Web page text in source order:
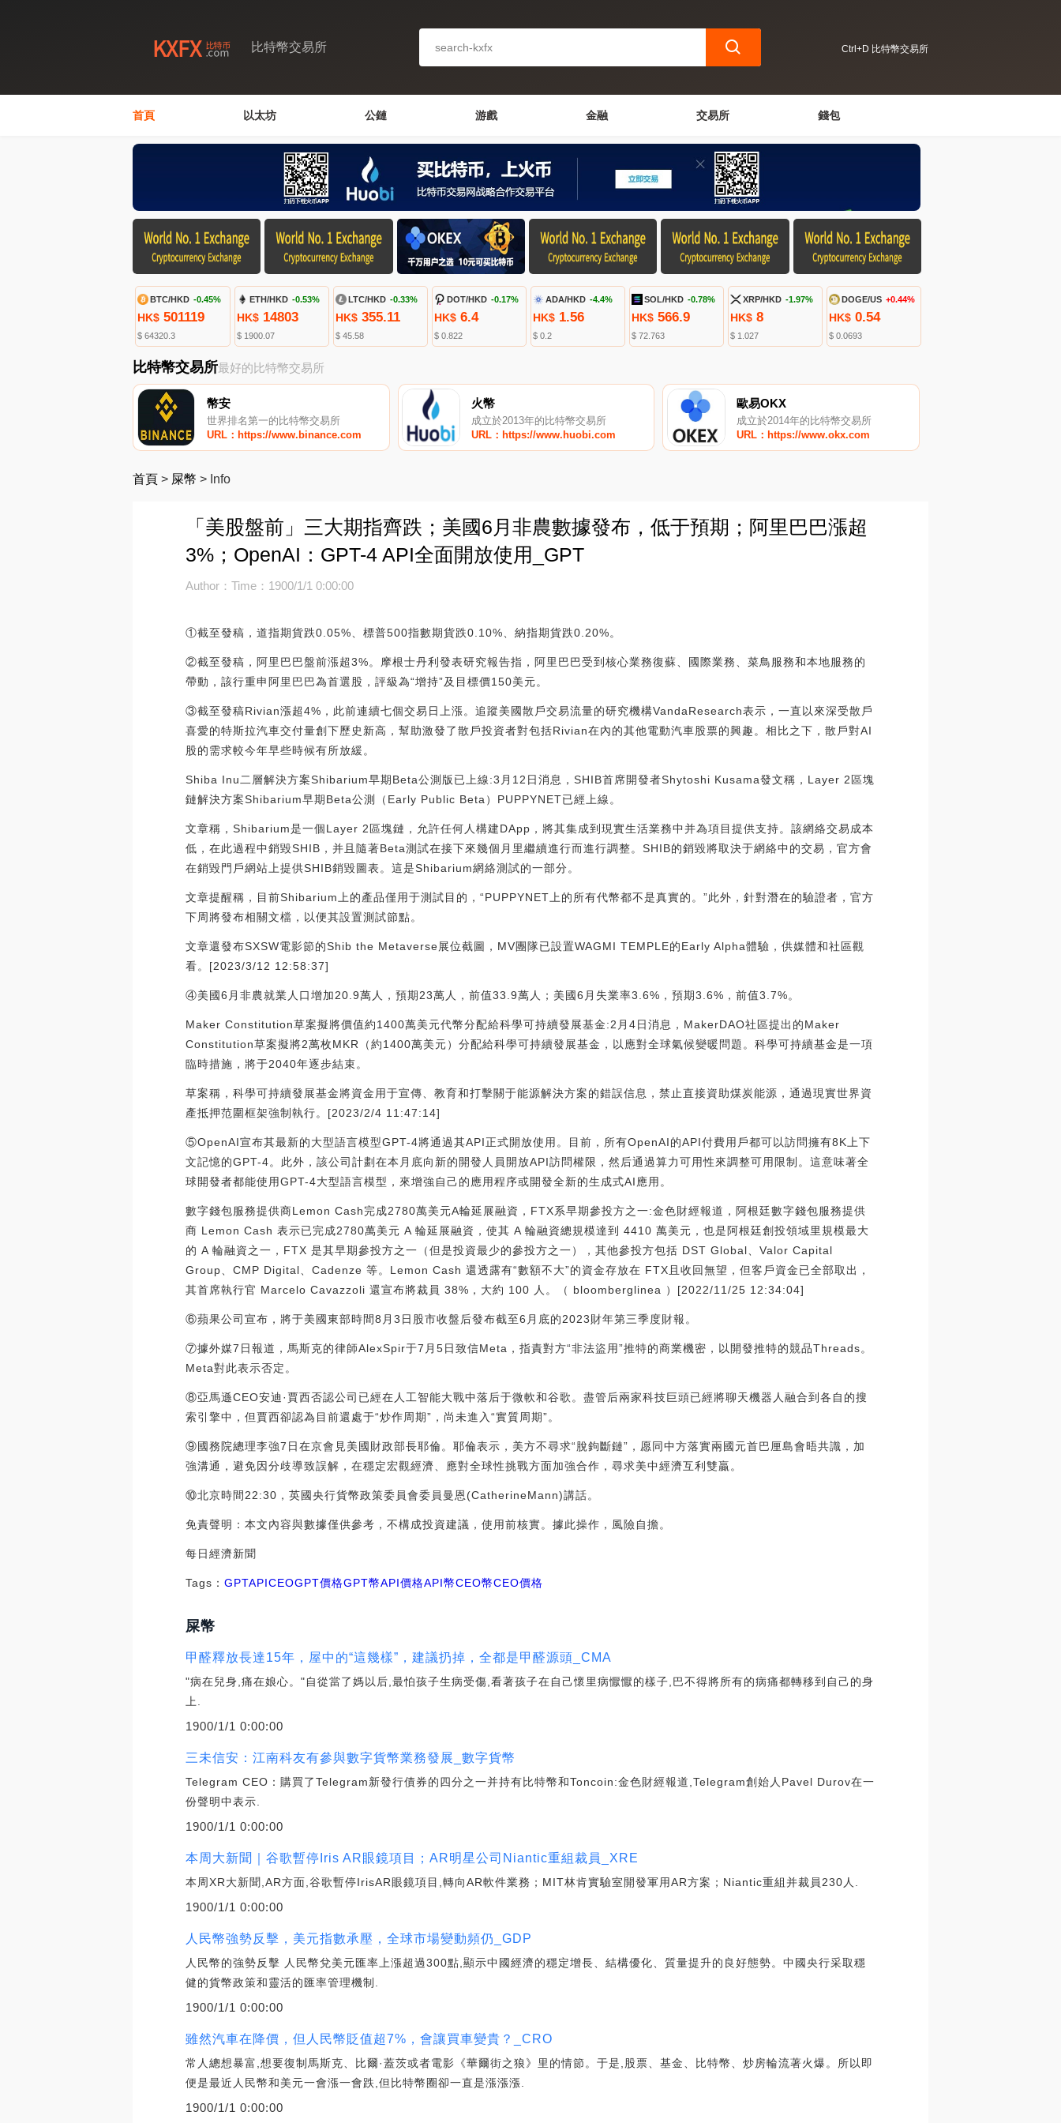
比特幣交易所 Ctrl+D 比特幣交易所
首頁 以太坊 公鏈 游戲 金融 交易所 錢包
BTC/HKD -0.45%
HK$ 501119
$ 64320.3
ETH/HKD -0.53%
HK$14803
$ 1900.07
LTC/HKD -0.33%
HK$355.11
$ 45.58
DOT/HKD -0.17%
HK$6.4
$ 0.822
ADA/HKD -4.4%
HK$1.56
$ 0.2
SOL/HKD -0.78%
HK$ 566.9
$ 72.763
XRP/HKD -1.97%
HK$ 8
$ 1.027
DOGE/US +0.44%
HK$ 0.54
$ 0.0693
比特幣交易所最好的比特幣交易所
幣安
世界排名第一的比特幣交易所
URL：https://www.binance.com
火幣
成立於2013年的比特幣交易所
URL：https://www.huobi.com
歐易OKX
成立於2014年的比特幣交易所
URL：https://www.okx.com
首頁 > 屎幣 > Info
「美股盤前」三大期指齊跌；美國6月非農數據發布，低于預期；阿里巴巴漲超
3%；OpenAI：GPT-4 API全面開放使用_GPT
Author：Time：1900/1/1 0:00:00
①截至發稿，道指期貨跌0.05%、標普500指數期貨跌0.10%、納指期貨跌0.20%。
②截至發稿，阿里巴巴盤前漲超3%。摩根士丹利發表研究報告指，阿里巴巴受到核心業務復蘇、國際業務、菜鳥服務和本地服務的
帶動，該行重申阿里巴巴為首選股，評級為“增持”及目標價150美元。
③截至發稿Rivian漲超4%，此前連續七個交易日上漲。追蹤美國散戶交易流量的研究機構VandaResearch表示，一直以來深受散戶
喜愛的特斯拉汽車交付量創下歷史新高，幫助激發了散戶投資者對包括Rivian在內的其他電動汽車股票的興趣。相比之下，散戶對AI
股的需求較今年早些時候有所放緩。
Shiba Inu二層解決方案Shibarium早期Beta公測版已上線:3月12日消息，SHIB首席開發者Shytoshi Kusama發文稱，Layer 2區塊
鏈解決方案Shibarium早期Beta公測（Early Public Beta）PUPPYNET已經上線。
文章稱，Shibarium是一個Layer 2區塊鏈，允許任何人構建DApp，將其集成到現實生活業務中并為項目提供支持。該網絡交易成本
低，在此過程中銷毀SHIB，并且隨著Beta測試在接下來幾個月里繼續進行而進行調整。SHIB的銷毀將取決于網絡中的交易，官方會
在銷毀門戶網站上提供SHIB銷毀圖表。這是Shibarium網絡測試的一部分。
文章提醒稱，目前Shibarium上的產品僅用于測試目的，“PUPPYNET上的所有代幣都不是真實的。”此外，針對潛在的驗證者，官方
下周將發布相關文檔，以便其設置測試節點。
文章還發布SXSW電影節的Shib the Metaverse展位截圖，MV團隊已設置WAGMI TEMPLE的Early Alpha體驗，供媒體和社區觀
看。[2023/3/12 12:58:37]
④美國6月非農就業人口增加20.9萬人，預期23萬人，前值33.9萬人；美國6月失業率3.6%，預期3.6%，前值3.7%。
Maker Constitution草案擬將價值約1400萬美元代幣分配給科學可持續發展基金:2月4日消息，MakerDAO社區提出的Maker
Constitution草案擬將2萬枚MKR（約1400萬美元）分配給科學可持續發展基金，以應對全球氣候變暖問題。科學可持續基金是一項
臨時措施，將于2040年逐步結束。
草案稱，科學可持續發展基金將資金用于宣傳、教育和打擊關于能源解決方案的錯誤信息，禁止直接資助煤炭能源，通過現實世界資
產抵押范圍框架強制執行。[2023/2/4 11:47:14]
⑤OpenAI宣布其最新的大型語言模型GPT-4將通過其API正式開放使用。目前，所有OpenAI的API付費用戶都可以訪問擁有8K上下
文記憶的GPT-4。此外，該公司計劃在本月底向新的開發人員開放API訪問權限，然后通過算力可用性來調整可用限制。這意味著全
球開發者都能使用GPT-4大型語言模型，來增強自己的應用程序或開發全新的生成式AI應用。
數字錢包服務提供商Lemon Cash完成2780萬美元A輪延展融資，FTX系早期參投方之一:金色財經報道，阿根廷數字錢包服務提供
商 Lemon Cash 表示已完成2780萬美元 A 輪延展融資，使其 A 輪融資總規模達到 4410 萬美元，也是阿根廷創投領域里規模最大
的 A 輪融資之一，FTX 是其早期參投方之一（但是投資最少的參投方之一），其他參投方包括 DST Global、Valor Capital
Group、CMP Digital、Cadenze 等。Lemon Cash 還透露有“數額不大”的資金存放在 FTX且收回無望，但客戶資金已全部取出，
其首席執行官 Marcelo Cavazzoli 還宣布將裁員 38%，大約 100 人。（ bloomberglinea ）[2022/11/25 12:34:04]
⑥蘋果公司宣布，將于美國東部時間8月3日股市收盤后發布截至6月底的2023財年第三季度財報。
⑦據外媒7日報道，馬斯克的律師AlexSpir于7月5日致信Meta，指責對方“非法盜用”推特的商業機密，以開發推特的競品Threads。
Meta對此表示否定。
⑧亞馬遜CEO安迪·賈西否認公司已經在人工智能大戰中落后于微軟和谷歌。盡管后兩家科技巨頭已經將聊天機器人融合到各自的搜
索引擎中，但賈西卻認為目前還處于“炒作周期”，尚未進入“實質周期”。
⑨國務院總理李強7日在京會見美國財政部長耶倫。耶倫表示，美方不尋求“脫鉤斷鏈”，愿同中方落實兩國元首巴厘島會晤共識，加
強溝通，避免因分歧導致誤解，在穩定宏觀經濟、應對全球性挑戰方面加強合作，尋求美中經濟互利雙贏。
⑩北京時間22:30，英國央行貨幣政策委員會委員曼恩(CatherineMann)講話。
免責聲明：本文內容與數據僅供參考，不構成投資建議，使用前核實。據此操作，風險自擔。
每日經濟新聞
Tags：GPTAPICEOGPT價格GPT幣API價格API幣CEO幣CEO價格
屎幣
甲醛釋放長達15年，屋中的“這幾樣”，建議扔掉，全都是甲醛源頭_CMA
"病在兒身,痛在娘心。"自從當了媽以后,最怕孩子生病受傷,看著孩子在自己懷里病懨懨的樣子,巴不得將所有的病痛都轉移到自己的身
上.
1900/1/1 0:00:00
三未信安：江南科友有參與數字貨幣業務發展_數字貨幣
Telegram CEO：購買了Telegram新發行債券的四分之一并持有比特幣和Toncoin:金色財經報道,Telegram創始人Pavel Durov在一
份聲明中表示.
1900/1/1 0:00:00
本周大新聞｜谷歌暫停Iris AR眼鏡項目；AR明星公司Niantic重組裁員_XRE
本周XR大新聞,AR方面,谷歌暫停IrisAR眼鏡項目,轉向AR軟件業務；MIT林肯實驗室開發軍用AR方案；Niantic重組并裁員230人.
1900/1/1 0:00:00
人民幣強勢反擊，美元指數承壓，全球市場變動頻仍_GDP
人民幣的強勢反擊 人民幣兌美元匯率上漲超過300點,顯示中國經濟的穩定增長、結構優化、質量提升的良好態勢。中國央行采取穩
健的貨幣政策和靈活的匯率管理機制.
1900/1/1 0:00:00
雖然汽車在降價，但人民幣貶值超7%，會讓買車變貴？_CRO
常人總想暴富,想要復制馬斯克、比爾·蓋茨或者電影《華爾街之狼》里的情節。于是,股票、基金、比特幣、炒房輪流著火爆。所以即
便是最近人民幣和美元一會漲一會跌,但比特幣圈卻一直是漲漲漲.
1900/1/1 0:00:00